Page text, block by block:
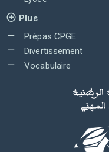
Plus
Prépas CPGE
Divertissement
Vocabulaire